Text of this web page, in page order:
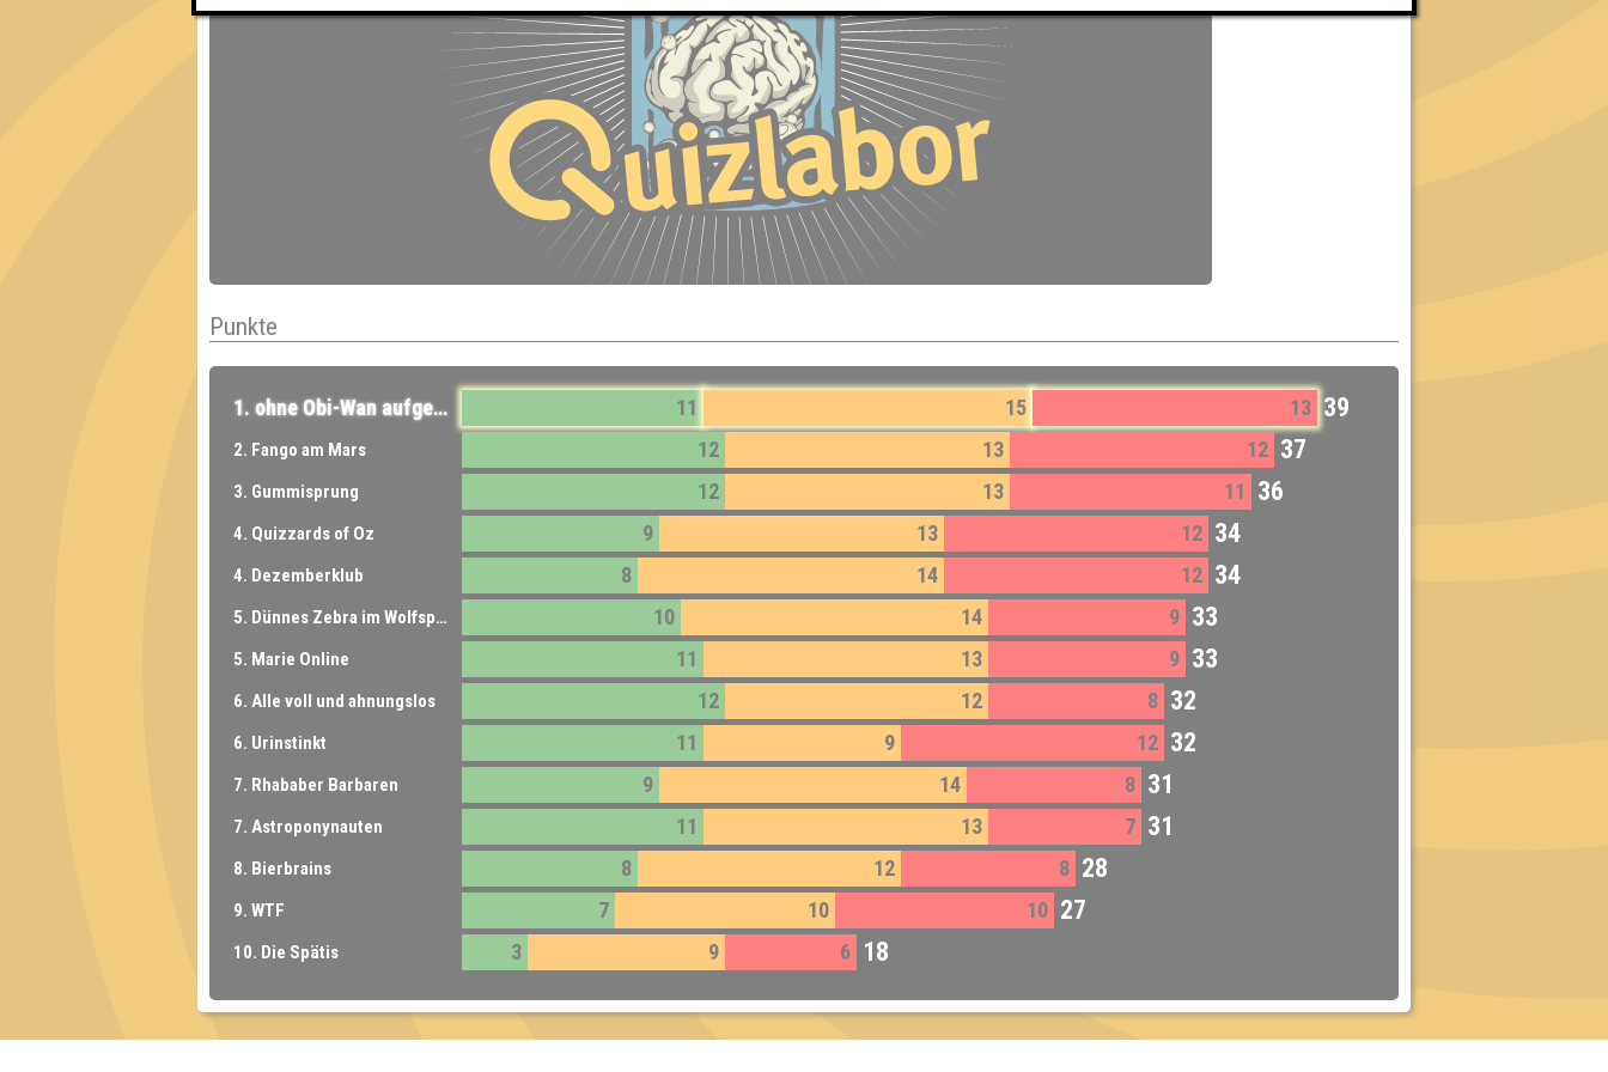
Punkte
1. ohne Obi-Wan aufgeschmissen 11 15 13 39
2. Fango am Mars 12 13 12 37
3. Gummisprung 12 13 11 36
4. Quizzards of Oz 9 13 12 34
4. Dezemberklub 8 14 12 34
5. Dünnes Zebra im Wolfspelz 10 14 9 33
5. Marie Online 11 13 9 33
6. Alle voll und ahnungslos 12 12 8 32
6. Urinstinkt 11 9 12 32
7. Rhababer Barbaren 9 14 8 31
7. Astroponynauten 11 13 7 31
8. Bierbrains 8 12 8 28
9. WTF 7 10 10 27
10. Die Spätis 3 9 6 18